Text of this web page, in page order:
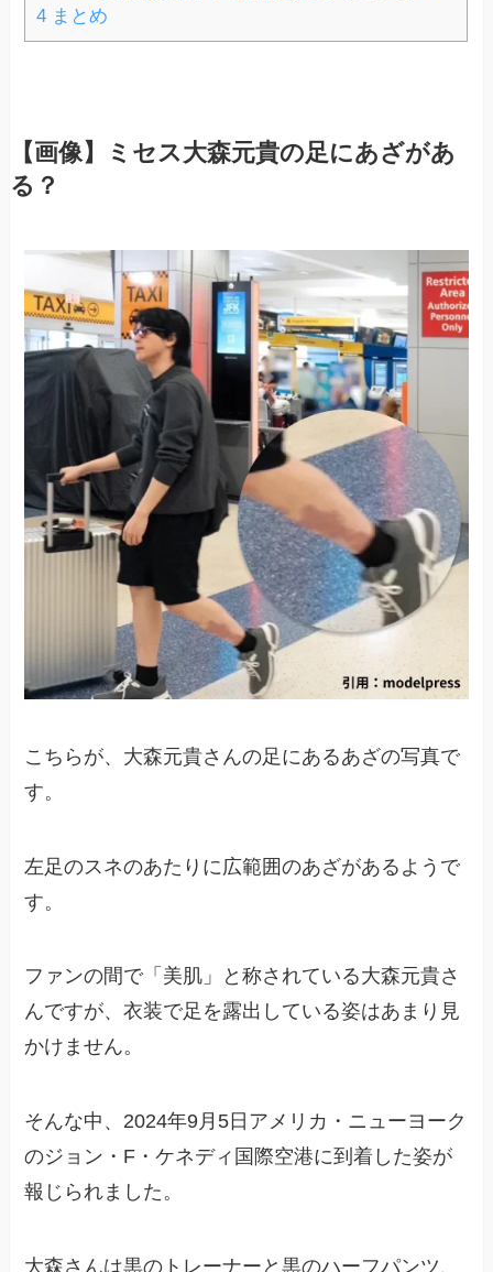
4 まとめ
【画像】ミセス大森元貴の足にあざがあ
る？
こちらが、大森元貴さんの足にあるあざの写真で
す。
左足のスネのあたりに広範囲のあざがあるようで
す。
ファンの間で「美肌」と称されている大森元貴さ
んですが、衣装で足を露出している姿はあまり見
かけません。
そんな中、2024年9月5日アメリカ・ニューヨーク
のジョン・F・ケネディ国際空港に到着した姿が
報じられました。
大森さんは黒のトレーナーと黒のハーフパンツ、